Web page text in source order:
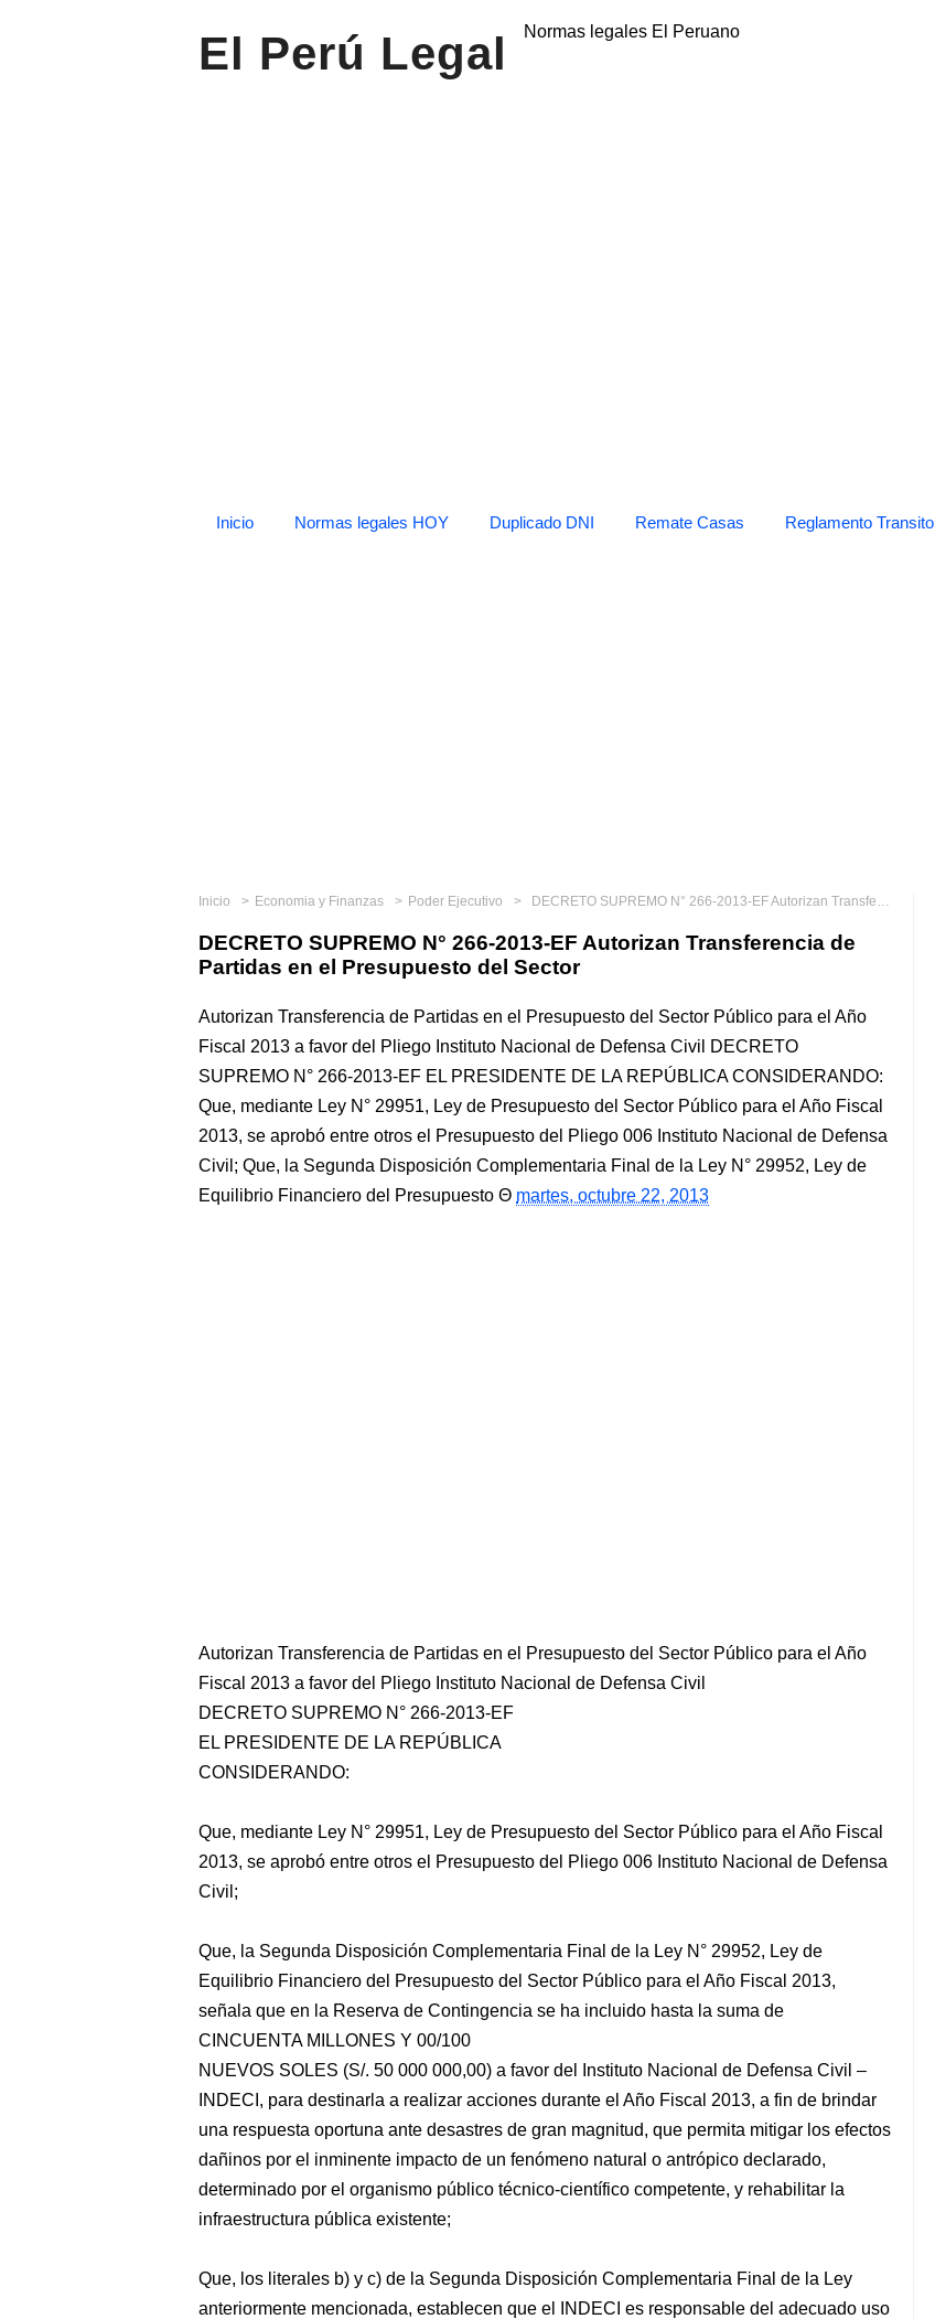
El Perú Legal Normas legales El Peruano
Inicio Normas legales HOY Duplicado DNI Remate Casas Reglamento Transito
Inicio Economia y Finanzas Poder Ejecutivo DECRETO SUPREMO N° 266-2013-EF Autorizan Transferencia de Partidas en el Presupuesto del Sector
DECRETO SUPREMO N° 266-2013-EF Autorizan Transferencia de
Partidas en el Presupuesto del Sector
Autorizan Transferencia de Partidas en el Presupuesto del Sector Público para el Año
Fiscal 2013 a favor del Pliego Instituto Nacional de Defensa Civil DECRETO
SUPREMO N° 266-2013-EF EL PRESIDENTE DE LA REPÚBLICA CONSIDERANDO:
Que, mediante Ley N° 29951, Ley de Presupuesto del Sector Público para el Año Fiscal
2013, se aprobó entre otros el Presupuesto del Pliego 006 Instituto Nacional de Defensa
Civil; Que, la Segunda Disposición Complementaria Final de la Ley N° 29952, Ley de
Equilibrio Financiero del Presupuesto
martes, octubre 22, 2013
Autorizan Transferencia de Partidas en el Presupuesto del Sector Público para el Año
Fiscal 2013 a favor del Pliego Instituto Nacional de Defensa Civil
DECRETO SUPREMO N° 266-2013-EF
EL PRESIDENTE DE LA REPÚBLICA
CONSIDERANDO:
Que, mediante Ley N° 29951, Ley de Presupuesto del Sector Público para el Año Fiscal
2013, se aprobó entre otros el Presupuesto del Pliego 006 Instituto Nacional de Defensa
Civil;
Que, la Segunda Disposición Complementaria Final de la Ley N° 29952, Ley de
Equilibrio Financiero del Presupuesto del Sector Público para el Año Fiscal 2013,
señala que en la Reserva de Contingencia se ha incluido hasta la suma de
CINCUENTA MILLONES Y 00/100
NUEVOS SOLES (S/. 50 000 000,00) a favor del Instituto Nacional de Defensa Civil –
INDECI, para destinarla a realizar acciones durante el Año Fiscal 2013, a fin de brindar
una respuesta oportuna ante desastres de gran magnitud, que permita mitigar los efectos
dañinos por el inminente impacto de un fenómeno natural o antrópico declarado,
determinado por el organismo público técnico-científico competente, y rehabilitar la
infraestructura pública existente;
Que, los literales b) y c) de la Segunda Disposición Complementaria Final de la Ley
anteriormente mencionada, establecen que el INDECI es responsable del adecuado uso